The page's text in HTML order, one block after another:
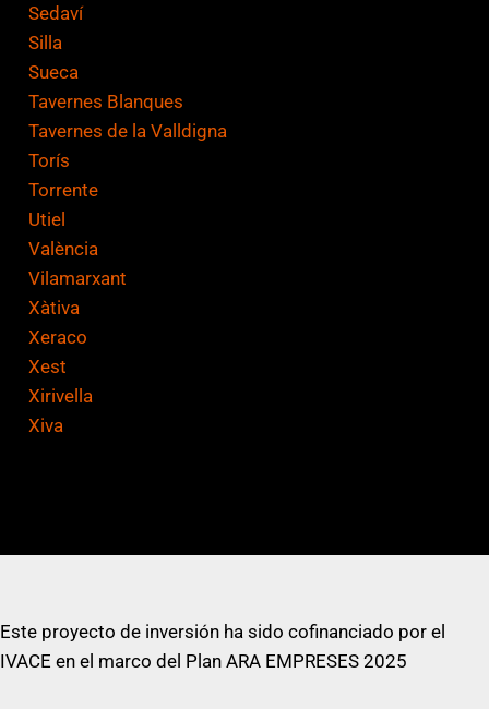
Sedaví
Silla
Sueca
Tavernes Blanques
Tavernes de la Valldigna
Torís
Torrente
Utiel
València
Vilamarxant
Xàtiva
Xeraco
Xest
Xirivella
Xiva
Este proyecto de inversión ha sido cofinanciado por el
IVACE en el marco del Plan ARA EMPRESES 2025